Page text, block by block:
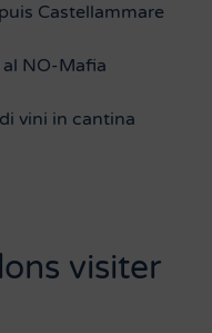
Castellammare
NO-Mafia
vini in cantina
visiter